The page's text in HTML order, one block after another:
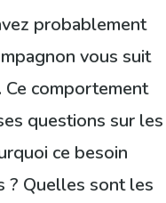
probablement
vous suit
comportement
questions sur les
ce besoin
? Quelles sont les